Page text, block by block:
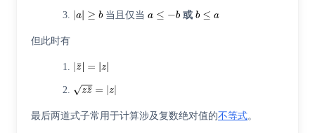
当且仅当 或
但此时有
最后两道式子常用于计算涉及复数绝对值的不等式。